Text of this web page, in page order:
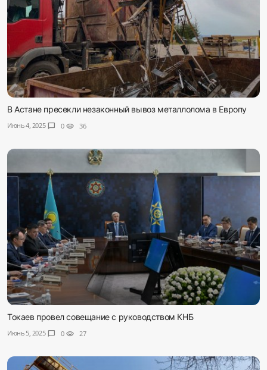
В Астане пресекли незаконный вывоз металлолома в Европу
Июнь 4, 2025 chat_bubble 0 visibility 36
Токаев провел совещание с руководством КНБ
Июнь 5, 2025 chat_bubble 0 visibility 27